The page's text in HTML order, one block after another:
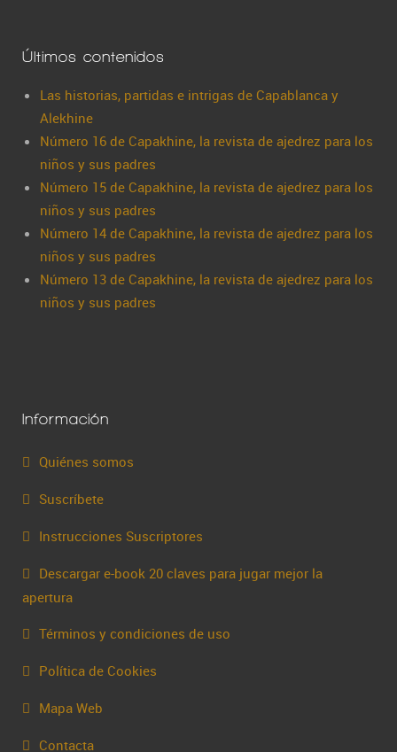
Últimos contenidos
Las historias, partidas e intrigas de Capablanca y
Alekhine
Número 16 de Capakhine, la revista de ajedrez para los
niños y sus padres
Número 15 de Capakhine, la revista de ajedrez para los
niños y sus padres
Número 14 de Capakhine, la revista de ajedrez para los
niños y sus padres
Número 13 de Capakhine, la revista de ajedrez para los
niños y sus padres
Información
Quiénes somos
Suscríbete
Instrucciones Suscriptores
Descargar e-book 20 claves para jugar mejor la
apertura
Términos y condiciones de uso
Política de Cookies
Mapa Web
Contacta